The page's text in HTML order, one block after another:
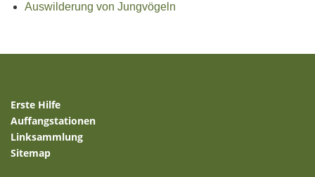
Auswilderung von Jungvögeln
Erste Hilfe
Auffangstationen
Linksammlung
Sitemap